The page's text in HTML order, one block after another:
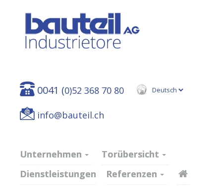
0041 (0)52 368 70 80
info@bauteil.ch
Unternehmen
Torübersicht
Dienstleistungen
Referenzen